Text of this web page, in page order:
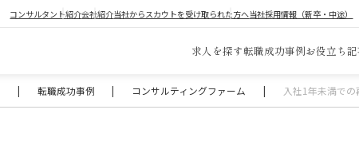
コンサルタント紹介会社紹介当社からスカウトを受け取られた方へ当社採用情報（新卒・中途）
求人を探す転職成功事例お役立ち
| 転職成功事例 | コンサルティングファーム | 入社1年未満で